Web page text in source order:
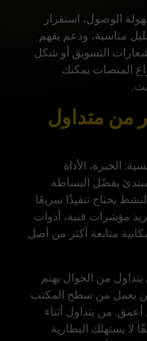
الوصول، استقرار
مناسبة، ودعم يفهم
التسويق أو شكل
المنصات يمكنك
.
من متداول
الخبرة، الأداة
يفضّل البساطة
يحتاج تنفيذًا سريعًا
مؤشرات فنية، أدوات
متابعة أكثر من أصل
من الجوال يهتم
من يعمل من سطح المكتب
من يتداول أثناء
لا يستهلك البطارية